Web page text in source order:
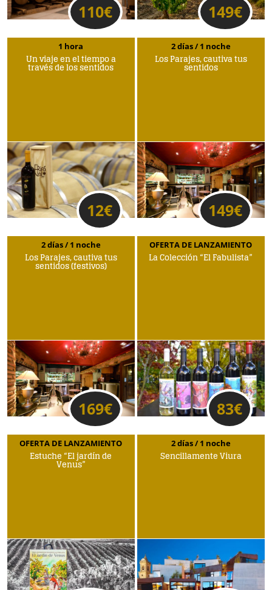
110€ 149€
1 hora
Un viaje en el tiempo a
través de los sentidos
12€
2 días / 1 noche
Los Parajes, cautiva tus
sentidos
149€
2 días / 1 noche
Los Parajes, cautiva tus
sentidos (festivos)
169€
OFERTA DE LANZAMIENTO
La Colección “El Fabulista”
83€
OFERTA DE LANZAMIENTO
Estuche “El jardín de
Venus”
2 días / 1 noche
Sencillamente Viura